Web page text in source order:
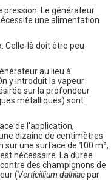
pression. Le générateur
une alimentation
Celle-là doit être peu
au lieu à
y introduit la vapeur
sur la profondeur
métalliques) sont
de l’application,
dizaine de centimètres
une surface de 100 m²,
nécessaire. La durée
des champignons de
(Verticillium dalhiaepar